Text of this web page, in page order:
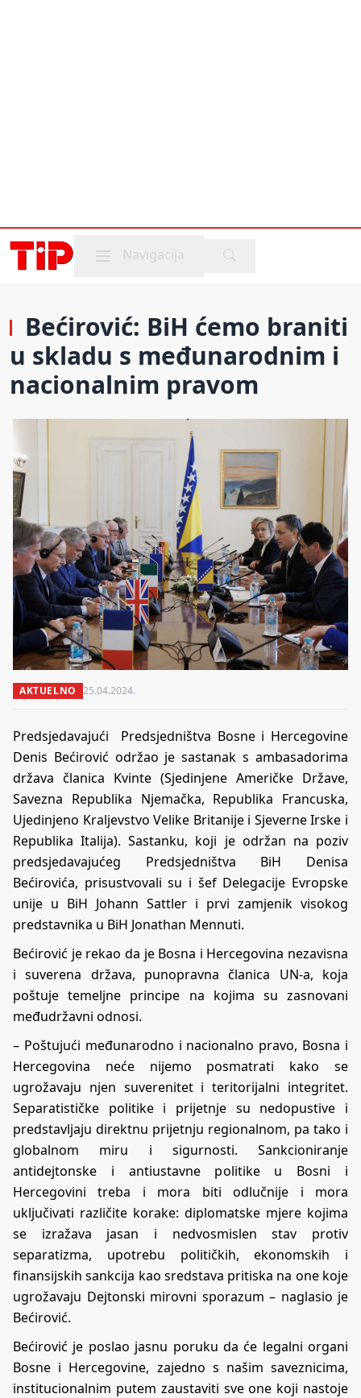
Mobile menu
Navigacija
Bećirović: BiH ćemo braniti
u skladu s međunarodnim i
nacionalnim pravom
AKTUELNO 25.04.2024.
Predsjedavajući Predsjedništva Bosne i Hercegovine
Denis Bećirović održao je sastanak s ambasadorima
država članica Kvinte (Sjedinjene Američke Države,
Savezna Republika Njemačka, Republika Francuska,
Ujedinjeno Kraljevstvo Velike Britanije i Sjeverne Irske i
Republika Italija). Sastanku, koji je održan na poziv
predsjedavajućeg Predsjedništva BiH Denisa
Bećirovića, prisustvovali su i šef Delegacije Evropske
unije u BiH Johann Sattler i prvi zamjenik visokog
predstavnika u BiH Jonathan Mennuti.
Bećirović je rekao da je Bosna i Hercegovina nezavisna
i suverena država, punopravna članica UN-a, koja
poštuje temeljne principe na kojima su zasnovani
međudržavni odnosi.
– Poštujući međunarodno i nacionalno pravo, Bosna i
Hercegovina neće nijemo posmatrati kako se
ugrožavaju njen suverenitet i teritorijalni integritet.
Separatističke politike i prijetnje su nedopustive i
predstavljaju direktnu prijetnju regionalnom, pa tako i
globalnom miru i sigurnosti. Sankcioniranje
antidejtonske i antiustavne politike u Bosni i
Hercegovini treba i mora biti odlučnije i mora
uključivati različite korake: diplomatske mjere kojima
se izražava jasan i nedvosmislen stav protiv
separatizma, upotrebu političkih, ekonomskih i
finansijskih sankcija kao sredstava pritiska na one koje
ugrožavaju Dejtonski mirovni sporazum – naglasio je
Bećirović.
Bećirović je poslao jasnu poruku da će legalni organi
Bosne i Hercegovine, zajedno s našim saveznicima,
institucionalnim putem zaustaviti sve one koji nastoje